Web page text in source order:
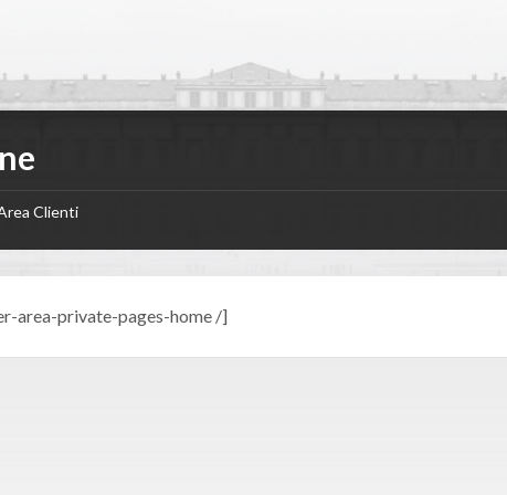
Clienti
area-private-pages-home /]